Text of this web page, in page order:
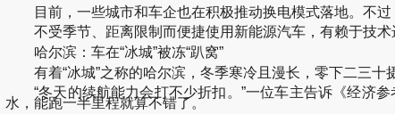
目前，一些城市和车企也在积极推动换电模式落地。不过
不受季节、距离限制而便捷使用新能源汽车，有赖于技术
哈尔滨：车在“冰城”被冻“趴窝”
有着“冰城”之称的哈尔滨，冬季寒冷且漫长，零下二三十
“冬天的续航能力会打不少折扣。”一位车主告诉《经济参
水，能跑一半里程就算不错了。